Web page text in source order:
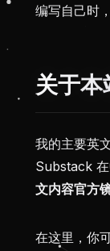
编写自己时
关于本
我的主要英
Substack
文内容官方
在这里，你